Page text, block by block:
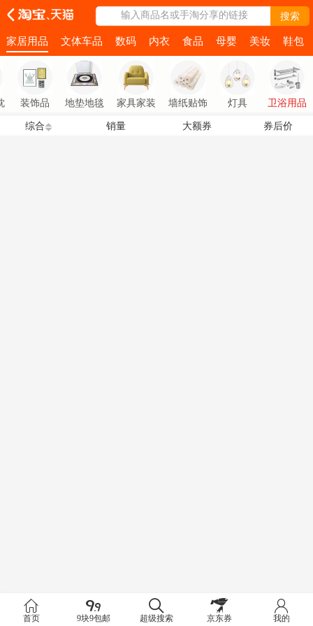
输入商品名或手淘分享的链接 搜索
家居用品 文体车品 数码 内衣 食品 母婴 美妆 鞋包
装饰品 地垫地毯 家具家装 墙纸贴饰 灯具 卫浴用品
综合 销量 大额券 券后价
首页 9块9包邮 超级搜索 京东券 我的